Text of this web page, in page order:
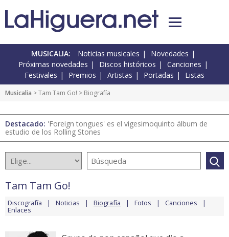
MUSICALIA: Noticias musicales
Novedades
Próximas novedades
Discos históricos
Canciones
Festivales
Premios Artistas Portadas Listas
Musicalia >Tam Tam Go! > Biografía
Destacado: 'Foreign tongues' es el vigesimoquinto álbum de
estudio de los Rolling Stones
Tam Tam Go!
Discografía Noticias Biografía Fotos Canciones
Enlaces